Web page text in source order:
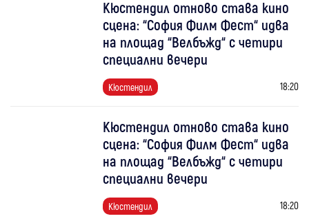
Кюстендил отново става кино
сцена: “София Филм Фест“ идва
на площад “Велбъжд“ с четири
специални вечери
Кюстендил 18:20
Кюстендил отново става кино
сцена: “София Филм Фест“ идва
на площад “Велбъжд“ с четири
специални вечери
Кюстендил 18:20